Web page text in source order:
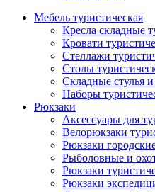
Мебель туристическая
Кресла складные
Кровати
Стеллажи
Столы
Складные стулья
Наборы
Рюкзаки
Аксессуары для
Велорюкзаки
Рюкзаки
Рыболовные и
Рюкзаки
Рюкзаки